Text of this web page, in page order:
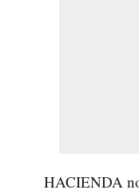
HACIENDA